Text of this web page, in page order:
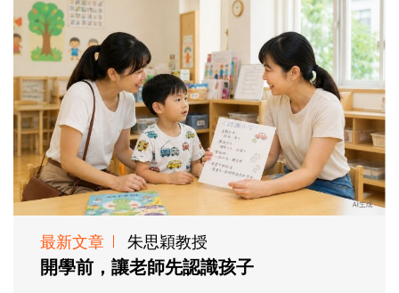
最新文章 朱思穎教授
開學前，讓老師先認識孩子